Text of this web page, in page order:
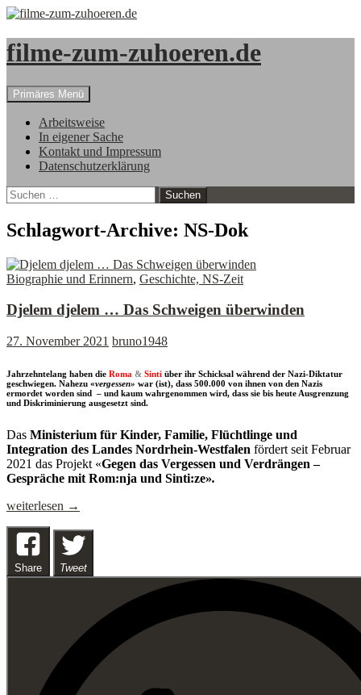
filme-zum-zuhoeren.de
Suchen
Primäres Menü
Inhalt
springen
Arbeitsweise
In eigener Sache
Kontakt und Impressum
Datenschutzerklärung
Suchen
nach:
Schlagwort-Archive: NS-Dok
Biographie und Erinnern, Geschichte, NS-Zeit
Djelem djelem … Das Schweigen überwinden
27. November 2021 bruno1948
Jahrzehntelang haben die Roma & Sinti über ihr Schicksal während der Nazi-Diktatur
geschwiegen. Nahezu «vergessen» war (ist), dass 500.000 von ihnen von den Nazis
ermordet worden sind – und kaum wahrgenommen wird, dass sie bis heute Ausgrenzung
und Diskriminierung ausgesetzt sind.
Das Ministerium für Kinder, Familie, Flüchtlinge und
Integration des Landes Nordrhein-Westfalen fördert seit Februar
2021 das Projekt «Gegen das Vergessen und Verdrängen –
Gespräche mit Rom:nja und Sinti:ze».
Djelem
…
Das
Schweigen
überwinden
weiterlesen →
Share Tweet